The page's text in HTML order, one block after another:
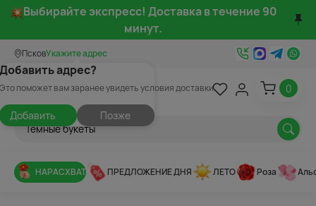
Выбирайте экспресс! Доставка в течение 90
минут.
ПсковУкажите адрес
адрес?
поможет вам заранее увидеть условия доставки
Добавить Позже
0
НАРАСХВАТ ПРЕДЛОЖЕНИЕ ДНЯ ЛЕТО Роза